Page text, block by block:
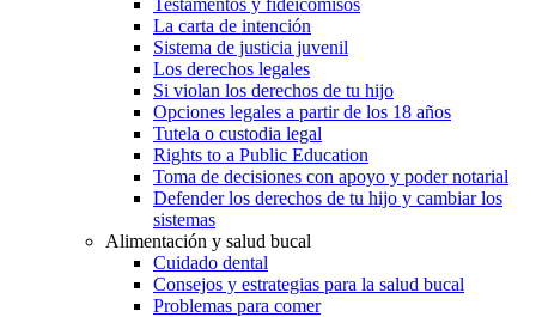
La carta de intención
Sistema de justicia juvenil
Los derechos legales
Si violan los derechos de tu hijo
Opciones legales a partir de los 18 años
Tutela o custodia legal
Rights to a Public Education
Toma de decisiones con apoyo y poder notarial
Defender los derechos de tu hijo y cambiar los
sistemas
Alimentación y salud bucal
Cuidado dental
Consejos y estrategias para la salud bucal
Problemas para comer